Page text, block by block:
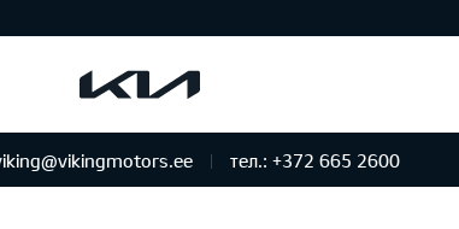
тел.: +372 665 2600
ремонт